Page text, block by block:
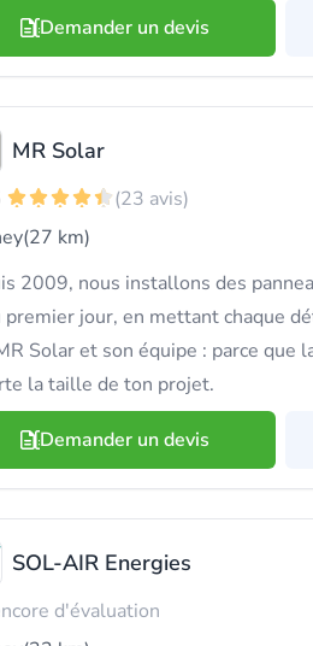
Demander un devis
MR Solar
(23 avis)
(27 km)
2009, nous installons des
premier jour, en mettant chaque
Solar et son équipe : parce que
la taille de ton projet.
Demander un devis
SOL-AIR Energies
d'évaluation